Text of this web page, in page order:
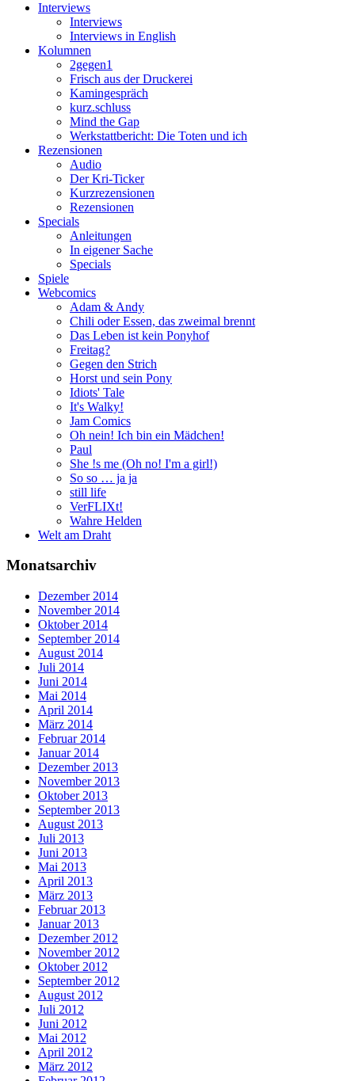
Interviews
Interviews
Interviews in English
Kolumnen
2gegen1
Frisch aus der Druckerei
Kamingespräch
kurz.schluss
Mind the Gap
Werkstattbericht: Die Toten und ich
Rezensionen
Audio
Der Kri-Ticker
Kurzrezensionen
Rezensionen
Specials
Anleitungen
In eigener Sache
Specials
Spiele
Webcomics
Adam & Andy
Chili oder Essen, das zweimal brennt
Das Leben ist kein Ponyhof
Freitag?
Gegen den Strich
Horst und sein Pony
Idiots' Tale
It's Walky!
Jam Comics
Oh nein! Ich bin ein Mädchen!
Paul
She !s me (Oh no! I'm a girl!)
So so … ja ja
still life
VerFLIXt!
Wahre Helden
Welt am Draht
Monatsarchiv
Dezember 2014
November 2014
Oktober 2014
September 2014
August 2014
Juli 2014
Juni 2014
Mai 2014
April 2014
März 2014
Februar 2014
Januar 2014
Dezember 2013
November 2013
Oktober 2013
September 2013
August 2013
Juli 2013
Juni 2013
Mai 2013
April 2013
März 2013
Februar 2013
Januar 2013
Dezember 2012
November 2012
Oktober 2012
September 2012
August 2012
Juli 2012
Juni 2012
Mai 2012
April 2012
März 2012